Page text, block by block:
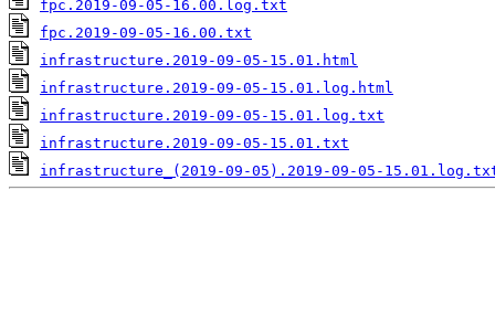
fpc.2019-09-05-16.00.log.txt
fpc.2019-09-05-16.00.txt
infrastructure.2019-09-05-15.01.html
infrastructure.2019-09-05-15.01.log.html
infrastructure.2019-09-05-15.01.log.txt
infrastructure.2019-09-05-15.01.txt
infrastructure_(2019-09-05).2019-09-05-